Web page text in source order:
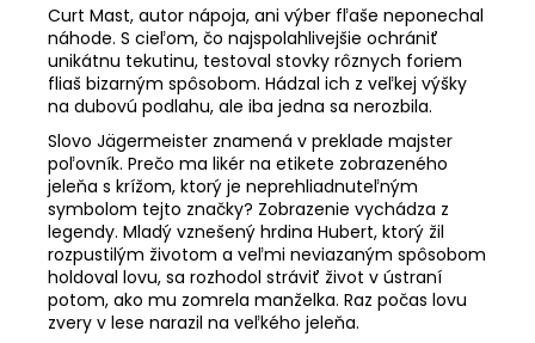
Curt Mast, autor nápoja, ani výber fľaše neponechal
náhode. S cieľom, čo najspolahlivejšie ochrániť
unikátnu tekutinu, testoval stovky rôznych foriem
fliaš bizarným spôsobom. Hádzal ich z veľkej výšky
na dubovú podlahu, ale iba jedna sa nerozbila.
Slovo Jägermeister znamená v preklade majster
poľovník. Prečo ma likér na etikete zobrazeného
jeleňa s krížom, ktorý je neprehliadnuteľným
symbolom tejto značky? Zobrazenie vychádza z
legendy. Mladý vznešený hrdina Hubert, ktorý žil
rozpustilým životom a veľmi neviazaným spôsobom
holdoval lovu, sa rozhodol stráviť život v ústraní
potom, ako mu zomrela manželka. Raz počas lovu
zvery v lese narazil na veľkého jeleňa.